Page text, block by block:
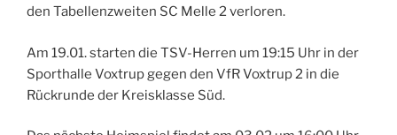
den Tabellenzweiten SC Melle 2 verloren.
Am 19.01. starten die TSV-Herren um 19:15 Uhr in der
Sporthalle Voxtrup gegen den VfR Voxtrup 2 in die
Rückrunde der Kreisklasse Süd.